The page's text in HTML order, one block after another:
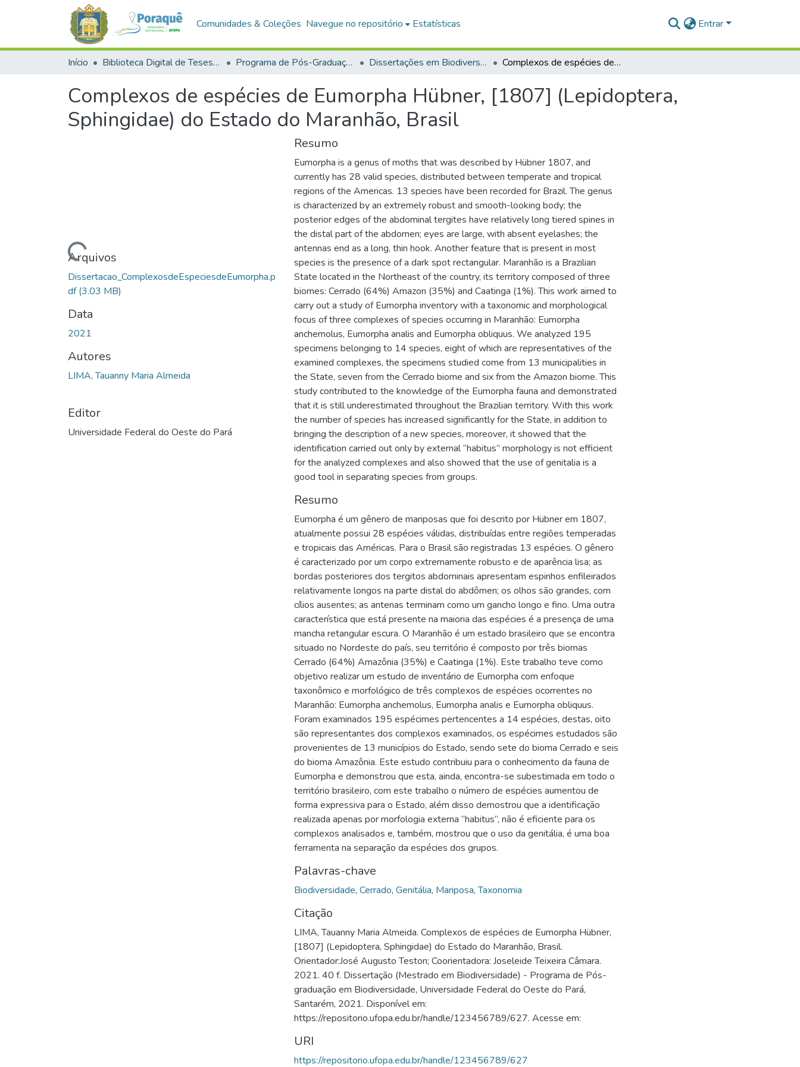
Comunidades & Coleções Navegue no repositório Estatísticas Entrar
Início Biblioteca Digital de Teses e Dissertações (BDTD) Programa de Pós-Graduação em Biodiversidade (PPGBEES) Dissertações em Biodiversidade (Mestrado) Complexos de espécies de Eumorpha Hübner, [1807] (Lepidoptera, Sphingidae) do Estado do Maranhão, Brasil
Complexos de espécies de Eumorpha Hübner, [1807] (Lepidoptera,
Sphingidae) do Estado do Maranhão, Brasil
Carregando...
Arquivos
Dissertacao_ComplexosdeEspeciesdeEumorpha.p
df(3.03 MB)
Data
2021
Autores
LIMA, Tauanny Maria Almeida
Editor
Universidade Federal do Oeste do Pará
Resumo
Eumorpha is a genus of moths that was described by Hübner 1807, and
currently has 28 valid species, distributed between temperate and tropical
regions of the Americas. 13 species have been recorded for Brazil. The genus
is characterized by an extremely robust and smooth-looking body; the
posterior edges of the abdominal tergites have relatively long tiered spines in
the distal part of the abdomen; eyes are large, with absent eyelashes; the
antennas end as a long, thin hook. Another feature that is present in most
species is the presence of a dark spot rectangular. Maranhão is a Brazilian
State located in the Northeast of the country, its territory composed of three
biomes: Cerrado (64%) Amazon (35%) and Caatinga (1%). This work aimed to
carry out a study of Eumorpha inventory with a taxonomic and morphological
focus of three complexes of species occurring in Maranhão: Eumorpha
anchemolus, Eumorpha analis and Eumorpha obliquus. We analyzed 195
specimens belonging to 14 species, eight of which are representatives of the
examined complexes, the specimens studied come from 13 municipalities in
the State, seven from the Cerrado biome and six from the Amazon biome. This
study contributed to the knowledge of the Eumorpha fauna and demonstrated
that it is still underestimated throughout the Brazilian territory. With this work
the number of species has increased significantly for the State, in addition to
bringing the description of a new species, moreover, it showed that the
identification carried out only by external “habitus” morphology is not efficient
for the analyzed complexes and also showed that the use of genitalia is a
good tool in separating species from groups.
Resumo
Eumorpha é um gênero de mariposas que foi descrito por Hübner em 1807,
atualmente possui 28 espécies válidas, distribuídas entre regiões temperadas
e tropicais das Américas. Para o Brasil são registradas 13 espécies. O gênero
é caracterizado por um corpo extremamente robusto e de aparência lisa; as
bordas posteriores dos tergitos abdominais apresentam espinhos enfileirados
relativamente longos na parte distal do abdômen; os olhos são grandes, com
cílios ausentes; as antenas terminam como um gancho longo e fino. Uma outra
característica que está presente na maioria das espécies é a presença de uma
mancha retangular escura. O Maranhão é um estado brasileiro que se encontra
situado no Nordeste do país, seu território é composto por três biomas
Cerrado (64%) Amazônia (35%) e Caatinga (1%). Este trabalho teve como
objetivo realizar um estudo de inventário de Eumorpha com enfoque
taxonômico e morfológico de três complexos de espécies ocorrentes no
Maranhão: Eumorpha anchemolus, Eumorpha analis e Eumorpha obliquus.
Foram examinados 195 espécimes pertencentes a 14 espécies, destas, oito
são representantes dos complexos examinados, os espécimes estudados são
provenientes de 13 municípios do Estado, sendo sete do bioma Cerrado e seis
do bioma Amazônia. Este estudo contribuiu para o conhecimento da fauna de
Eumorpha e demonstrou que esta, ainda, encontra-se subestimada em todo o
território brasileiro, com este trabalho o número de espécies aumentou de
forma expressiva para o Estado, além disso demostrou que a identificação
realizada apenas por morfologia externa “habitus”, não é eficiente para os
complexos analisados e, também, mostrou que o uso da genitália, é uma boa
ferramenta na separação da espécies dos grupos.
Palavras-chave
Biodiversidade, Cerrado, Genitália, Mariposa,Taxonomia
Citação
LIMA, Tauanny Maria Almeida. Complexos de espécies de Eumorpha Hübner,
[1807] (Lepidoptera, Sphingidae) do Estado do Maranhão, Brasil.
Orientador:José Augusto Teston; Coorientadora: Joseleide Teixeira Câmara.
2021. 40 f. Dissertação (Mestrado em Biodiversidade) - Programa de Pós-
graduação em Biodiversidade, Universidade Federal do Oeste do Pará,
Santarém, 2021. Disponível em:
https://repositorio.ufopa.edu.br/handle/123456789/627. Acesse em:
URI
https://repositorio.ufopa.edu.br/handle/123456789/627